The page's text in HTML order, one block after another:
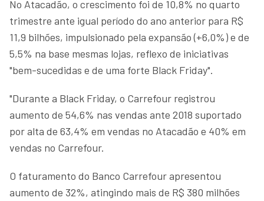
No Atacadão, o crescimento foi de 10,8% no quarto
trimestre ante igual período do ano anterior para R$
11,9 bilhões, impulsionado pela expansão (+6,0%) e de
5,5% na base mesmas lojas, reflexo de iniciativas
"bem-sucedidas e de uma forte Black Friday".
"Durante a Black Friday, o Carrefour registrou
aumento de 54,6% nas vendas ante 2018 suportado
por alta de 63,4% em vendas no Atacadão e 40% em
vendas no Carrefour.
O faturamento do Banco Carrefour apresentou
aumento de 32%, atingindo mais de R$ 380 milhões